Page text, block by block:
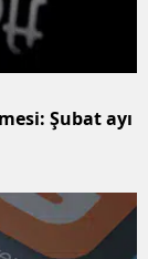
Şubat ayı